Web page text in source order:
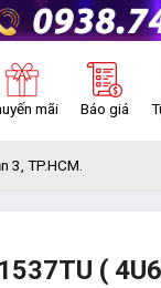
mãi Báo giá
3, TP.HCM.
(